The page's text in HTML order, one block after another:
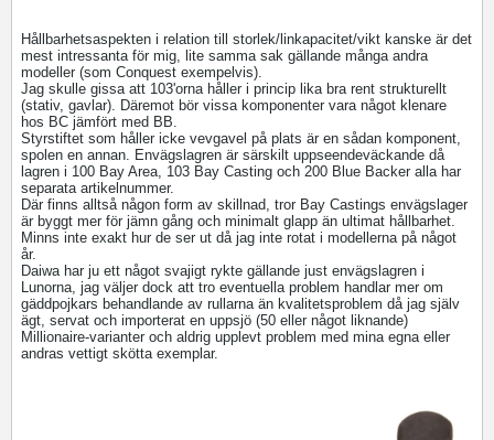
Hållbarhetsaspekten i relation till storlek/linkapacitet/vikt kanske är det
mest intressanta för mig, lite samma sak gällande många andra
modeller (som Conquest exempelvis).
Jag skulle gissa att 103'orna håller i princip lika bra rent strukturellt
(stativ, gavlar). Däremot bör vissa komponenter vara något klenare
hos BC jämfört med BB.
Styrstiftet som håller icke vevgavel på plats är en sådan komponent,
spolen en annan. Envägslagren är särskilt uppseendeväckande då
lagren i 100 Bay Area, 103 Bay Casting och 200 Blue Backer alla har
separata artikelnummer.
Där finns alltså någon form av skillnad, tror Bay Castings envägslager
är byggt mer för jämn gång och minimalt glapp än ultimat hållbarhet.
Minns inte exakt hur de ser ut då jag inte rotat i modellerna på något
år.
Daiwa har ju ett något svajigt rykte gällande just envägslagren i
Lunorna, jag väljer dock att tro eventuella problem handlar mer om
gäddpojkars behandlande av rullarna än kvalitetsproblem då jag själv
ägt, servat och importerat en uppsjö (50 eller något liknande)
Millionaire-varianter och aldrig upplevt problem med mina egna eller
andras vettigt skötta exemplar.